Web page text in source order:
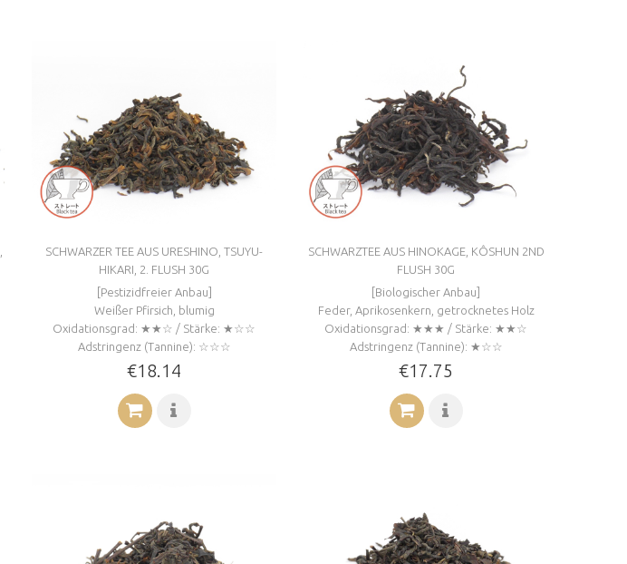
SCHWARZER TEE AUS URESHINO, TSUYU-
HIKARI, 2. FLUSH 30G
[Pestizidfreier Anbau]
Weißer Pfirsich, blumig
Oxidationsgrad: ★★☆ / Stärke: ★☆☆
Adstringenz (Tannine): ☆☆☆
€18.14
SCHWARZTEE AUS HINOKAGE, KÔSHUN 2ND
FLUSH 30G
[Biologischer Anbau]
Feder, Aprikosenkern, getrocknetes Holz
Oxidationsgrad: ★★★ / Stärke: ★★☆
Adstringenz (Tannine): ★☆☆
€17.75